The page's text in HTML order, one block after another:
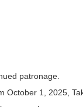
patronage.
October 1, 2025,